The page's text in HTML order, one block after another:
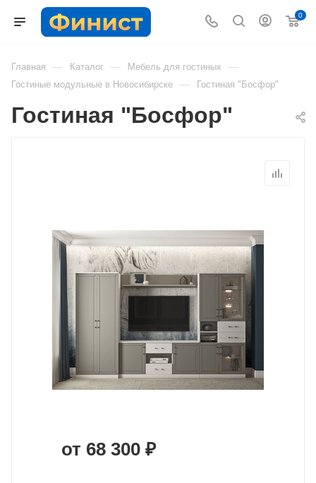
0
Главная — Каталог — Мебель для гостиных —
Гостиные модульные в Новосибирске — Гостиная "Босфор"
Гостиная "Босфор"
от 68 300 ₽